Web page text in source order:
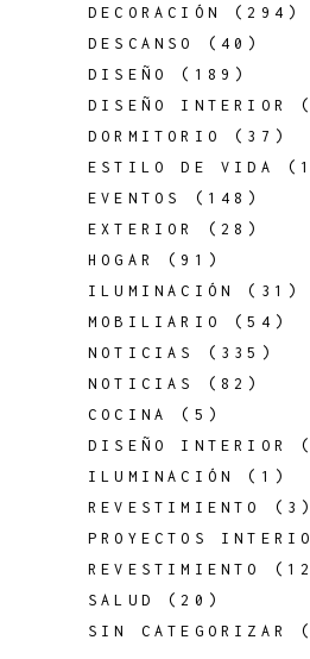
DECORACIÓN
(294)
DESCANSO
(40)
DISEÑO
(189)
DISEÑO INTERIOR
DORMITORIO
(37)
ESTILO DE VIDA
EVENTOS
(148)
EXTERIOR
(28)
HOGAR
(91)
ILUMINACIÓN
(31)
MOBILIARIO
(54)
NOTICIAS
(335)
NOTICIAS
(82)
COCINA
(5)
DISEÑO INTERIOR
ILUMINACIÓN
(1)
REVESTIMIENTO
(3)
PROYECTOS
REVESTIMIENTO
SALUD
(20)
SIN CATEGORIZAR